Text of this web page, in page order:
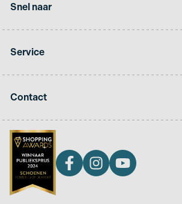
Snel naar
Service
Contact